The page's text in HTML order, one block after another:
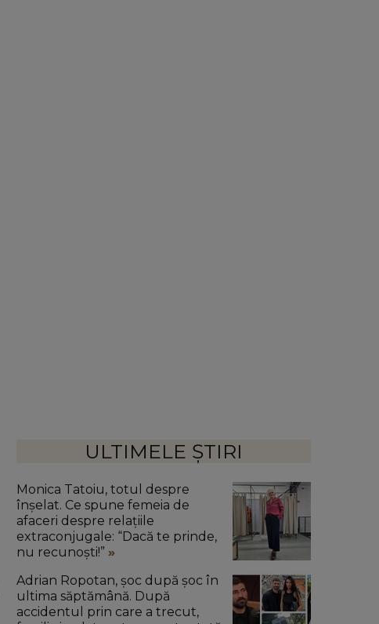
ULTIMELE ȘTIRI
Monica Tatoiu, totul despre
înșelat. Ce spune femeia de
afaceri despre relațiile
extraconjugale: “Dacă te prinde,
nu recunoști!”
Adrian Ropotan, șoc după șoc în
ultima săptămână. După
accidentul prin care a trecut,